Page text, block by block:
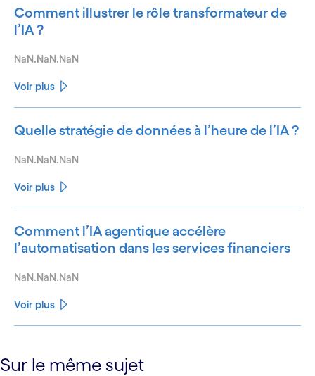
Comment illustrer le rôle transformateur de
l’IA ?
NaN.NaN.NaN
Voir plus
Quelle stratégie de données à l’heure de l’IA ?
NaN.NaN.NaN
Voir plus
Comment l’IA agentique accélère
l’automatisation dans les services financiers
NaN.NaN.NaN
Voir plus
See more See less
Sur le même sujet